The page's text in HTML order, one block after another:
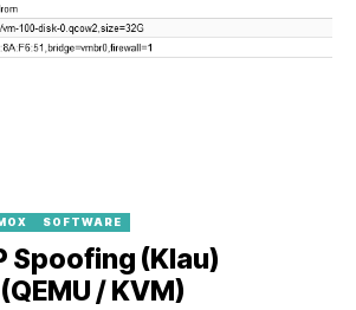
SOFTWARE
Spoofing (Klau)
/ KVM)